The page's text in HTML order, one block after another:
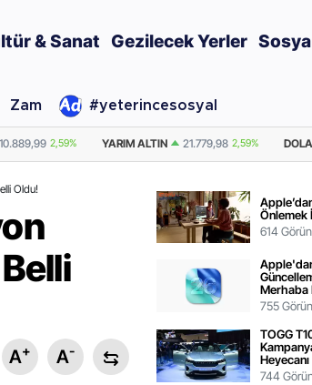
& Sanat Gezilecek Yerler
Zam #yeterincesosyal
21.779,98 2,59% DOLAR 47,7436 0.18% EURO
Oldu!
A+ A-
Önlemek
614
Merhaba
755
TOGG
744